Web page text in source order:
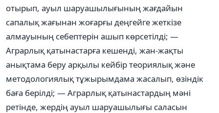
отырып, ауыл шаруашылығының жағдайын
сапалық жағынан жоғарғы деңгейге жеткізе
алмауының себептерін ашып көрсетілді; —
Аграрлық қатынастарға кешенді, жан-жақты
анықтама беру арқылы кейбір теориялық жəне
методологиялық тұжырымдама жасалып, өзіндік
баға берілді; — Аграрлық қатынастардың мəні
ретінде, жердің ауыл шаруашылығы саласын